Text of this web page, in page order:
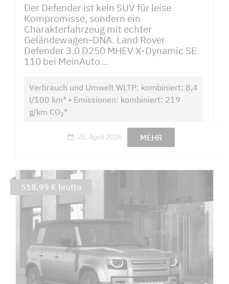
Der Defender ist kein SUV für leise
Kompromisse, sondern ein
Charakterfahrzeug mit echter
Geländewagen-DNA. Land Rover
Defender 3.0 D250 MHEV X-Dynamic SE
110 bei MeinAuto...
Verbrauch und Umwelt WLTP: kombiniert: 8,4
l/100 km* • Emissionen: kombiniert: 219
g/km CO2*
25. April 2026 MEHR
518,99 € brutto